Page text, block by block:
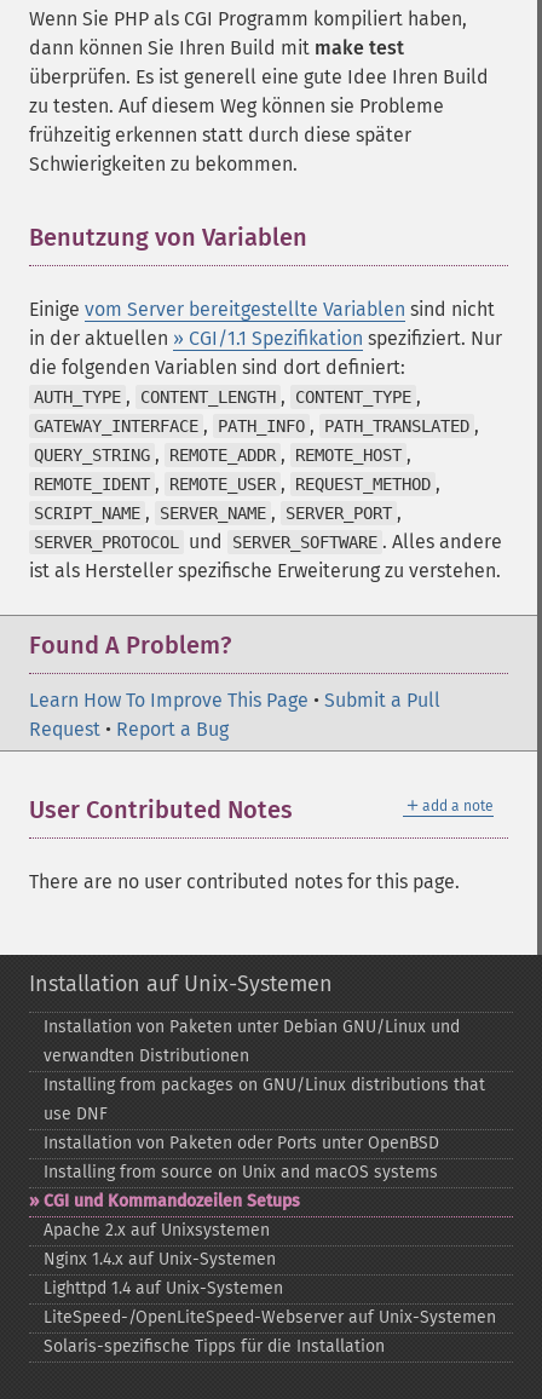
Wenn Sie PHP als CGI Programm kompiliert haben,
dann können Sie Ihren Build mit make test
überprüfen. Es ist generell eine gute Idee Ihren Build
zu testen. Auf diesem Weg können sie Probleme
frühzeitig erkennen statt durch diese später
Schwierigkeiten zu bekommen.
Benutzung von Variablen
Einige vom Server bereitgestellte Variablen sind nicht
in der aktuellen » CGI/1.1 Spezifikation spezifiziert. Nur
die folgenden Variablen sind dort definiert:
AUTH_TYPE , CONTENT_LENGTH , CONTENT_TYPE ,
GATEWAY_INTERFACE , PATH_INFO , PATH_TRANSLATED ,
QUERY_STRING , REMOTE_ADDR , REMOTE_HOST ,
REMOTE_IDENT , REMOTE_USER , REQUEST_METHOD ,
SCRIPT_NAME , SERVER_NAME , SERVER_PORT ,
SERVER_PROTOCOL und SERVER_SOFTWARE . Alles andere
ist als Hersteller spezifische Erweiterung zu verstehen.
Found A Problem?
Learn How To Improve This Page • Submit a Pull
Request • Report a Bug
＋ add a note
User Contributed Notes
There are no user contributed notes for this page.
Installation auf Unix-Systemen
Installation von Paketen unter Debian GNU/Linux und
verwandten Distributionen
Installing from packages on GNU/Linux distributions that
use DNF
Installation von Paketen oder Ports unter OpenBSD
Installing from source on Unix and macOS systems
CGI und Kommandozeilen Setups
Apache 2.x auf Unixsystemen
Nginx 1.4.x auf Unix-​Systemen
Lighttpd 1.4 auf Unix-​Systemen
LiteSpeed-​/OpenLiteSpeed-​Webserver auf Unix-​Systemen
Solaris-​spezifische Tipps für die Installation